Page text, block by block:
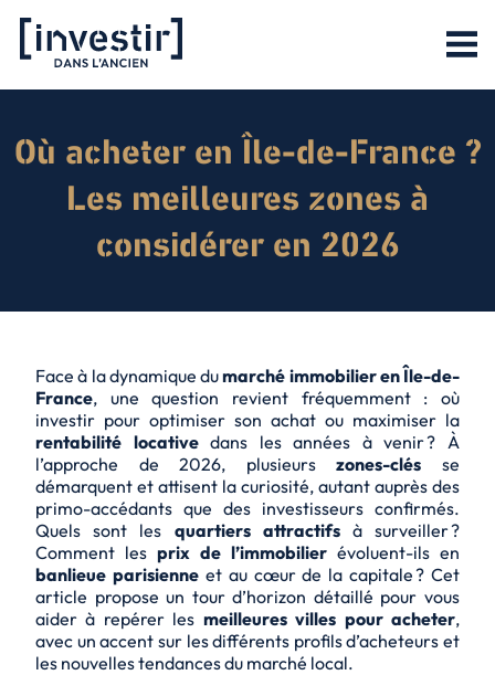
Où acheter en Île-de-France ?
Les meilleures zones à
considérer en 2026
Face à la dynamique dumarché immobilier en Île-de-
France, une question revient fréquemment : où
investir pour optimiser son achat ou maximiser la
rentabilité locativedans les années à venir ? À
l’approche de 2026, plusieurszones-clés se
démarquent et attisent la curiosité, autant auprès des
primo-accédants que des investisseurs confirmés.
Quels sont les quartiers attractifsà surveiller ?
Comment les prix de l’immobilier évoluent-ils en
banlieue parisienneet au cœur de la capitale ? Cet
article propose un tour d’horizon détaillé pour vous
aider à repérer les meilleures villes pour acheter,
avec un accent sur les différents profils d’acheteurs et
les nouvelles tendances du marché local.